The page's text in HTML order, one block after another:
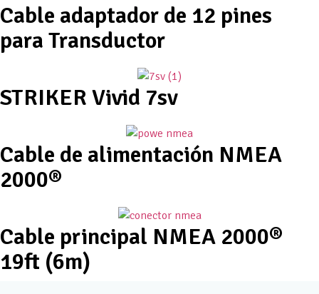
Cable adaptador de 12 pines
para Transductor
STRIKER Vivid 7sv
Cable de alimentación NMEA
2000®
Cable principal NMEA 2000®
19ft (6m)